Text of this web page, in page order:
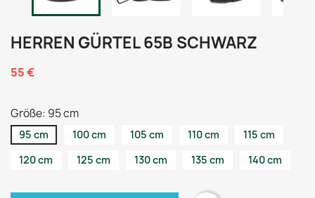
HERREN GÜRTEL 65B SCHWARZ
55 €
Größe: 95 cm
95 cm 100 cm 105 cm 110 cm
115 cm
120 cm
125 cm 130 cm 135 cm 140 cm